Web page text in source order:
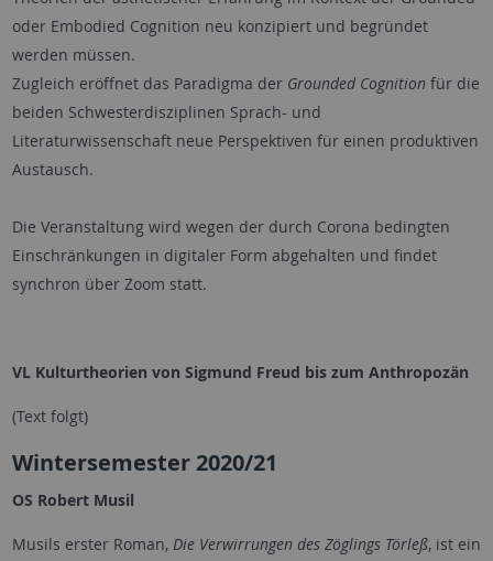
oder Embodied Cognition neu konzipiert und begründet
werden müssen.
Zugleich eröffnet das Paradigma der Grounded Cognition für die
beiden Schwesterdisziplinen Sprach- und
Literaturwissenschaft neue Perspektiven für einen produktiven
Austausch.
Die Veranstaltung wird wegen der durch Corona bedingten
Einschränkungen in digitaler Form abgehalten und findet
synchron über Zoom statt.
VL Kulturtheorien von Sigmund Freud bis zum Anthropozän
(Text folgt)
Wintersemester 2020/21
OS Robert Musil
Musils erster Roman, Die Verwirrungen des Zöglings Törleß, ist ein